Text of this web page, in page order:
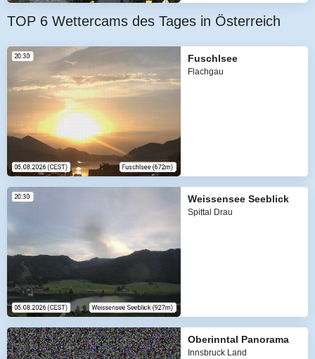
TOP 6 Wettercams des Tages in Österreich
Fuschlsee
Flachgau
Weissensee Seeblick
Spittal Drau
Oberinntal Panorama
Innsbruck Land